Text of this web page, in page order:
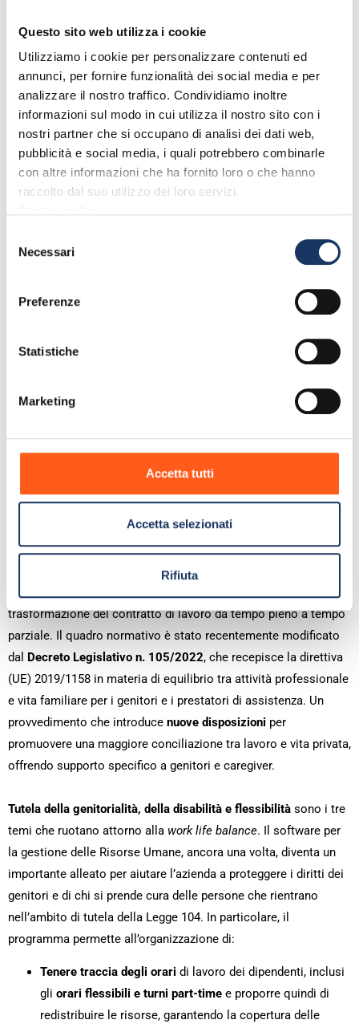
Questo sito web utilizza i cookie
Utilizziamo i cookie per personalizzare contenuti ed
annunci, per fornire funzionalità dei social media e per
analizzare il nostro traffico. Condividiamo inoltre
informazioni sul modo in cui utilizza il nostro sito con i
nostri partner che si occupano di analisi dei dati web,
pubblicità e social media, i quali potrebbero combinarle
con altre informazioni che ha fornito loro o che hanno
raccolto dal suo utilizzo dei loro servizi.
delNecessari
Preferenze
Statistiche
Marketing
Accetta tutti
Accetta selezionati
Rifiuta
l’azienda a raccogliere dati puntuali utili per redigere questo tipo
di comunicazione. Infatti, permette di:
Avere un quadro aggiornato del personale in azienda (% di
lavoratori e di lavoratrici).
Monitorare lo stato delle retribuzioni.
Accertarsi che non vi sianodisparità salariali.
Accertarsi che iltasso di assunzione e promozionedel
personale femminile sia equilibrato rispetto a quello del
Informazioni preziose per individuare eventuali squilibri di
genere nell’organico e adottare misure correttive per favorire
Software per la conciliazione vita-
lavoro: più flessibilità grazie allo
smart working
Nell’ordinamento italiano, le misure che puntano a migliorare la
conciliazione dei tempi di vita con i tempi di lavoro sono
numerose. La tutela della maternità e della paternità è infatti
alle persone con disabilità. A queste norme di natura generale,
se ne aggiungono altre più specifiche, che riguardano il mondo
del lavoro: laLegge n. 81/2017che disciplina illavoro agilee
quindi una maggiore flessibilità nell’organizzazione del lavoro e
Decreto Legislativo n. 81/2015
trasformazione del contratto di lavoro da tempo pieno a tempo
parziale. Il quadro normativo è stato recentemente modificato
dal Decreto Legislativo n. 105/2022, che recepisce la direttiva
(UE) 2019/1158 in materia di equilibrio tra attività professionale
e vita familiare per i genitori e i prestatori di assistenza. Un
provvedimento che introduce nuove disposizioni per
promuovere una maggiore conciliazione tra lavoro e vita privata,
offrendo supporto specifico a genitori e caregiver.
Tutela della genitorialità, della disabilità e flessibilità sono i tre
temi che ruotano attorno alla work life balance. Il software per
la gestione delle Risorse Umane, ancora una volta, diventa un
importante alleato per aiutare l’azienda a proteggere i diritti dei
genitori e di chi si prende cura delle persone che rientrano
nell’ambito di tutela della Legge 104. In particolare, il
programma permette all’organizzazione di:
Tenere traccia degli orari di lavoro dei dipendenti, inclusi
gli orari flessibili e turni part-time e proporre quindi di
redistribuire le risorse, garantendo la copertura delle